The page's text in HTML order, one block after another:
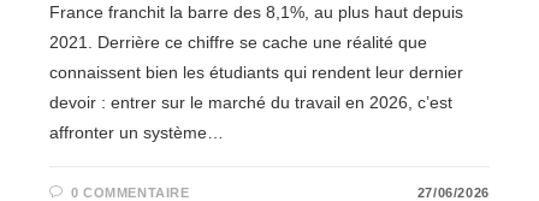
France franchit la barre des 8,1%, au plus haut depuis
2021. Derrière ce chiffre se cache une réalité que
connaissent bien les étudiants qui rendent leur dernier
devoir : entrer sur le marché du travail en 2026, c’est
affronter un système…
0 COMMENTAIRE 27/06/2026